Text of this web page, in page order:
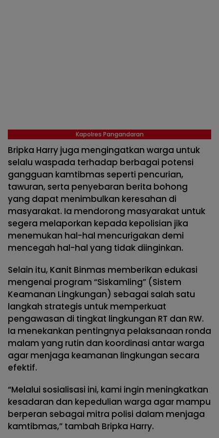
Kapolres Pangandaran
Bripka Harry juga mengingatkan warga untuk
selalu waspada terhadap berbagai potensi
gangguan kamtibmas seperti pencurian,
tawuran, serta penyebaran berita bohong
yang dapat menimbulkan keresahan di
masyarakat. Ia mendorong masyarakat untuk
segera melaporkan kepada kepolisian jika
menemukan hal-hal mencurigakan demi
mencegah hal-hal yang tidak diinginkan.
Selain itu, Kanit Binmas memberikan edukasi
mengenai program “Siskamling” (Sistem
Keamanan Lingkungan) sebagai salah satu
langkah strategis untuk memperkuat
pengawasan di tingkat lingkungan RT dan RW.
Ia menekankan pentingnya pelaksanaan ronda
malam yang rutin dan koordinasi antar warga
agar menjaga keamanan lingkungan secara
efektif.
“Melalui sosialisasi ini, kami ingin meningkatkan
kesadaran dan kepedulian warga agar mampu
berperan sebagai mitra polisi dalam menjaga
kamtibmas,” tambah Bripka Harry.